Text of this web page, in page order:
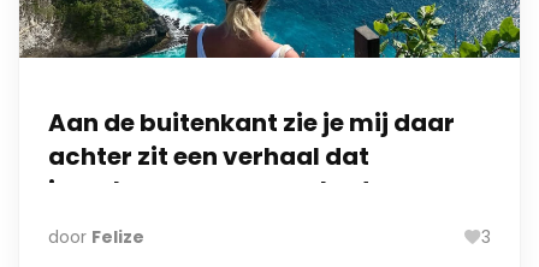
Aan de buitenkant zie je mij daar
achter zit een verhaal dat
jarenlang geen naam had.
door Felize 3